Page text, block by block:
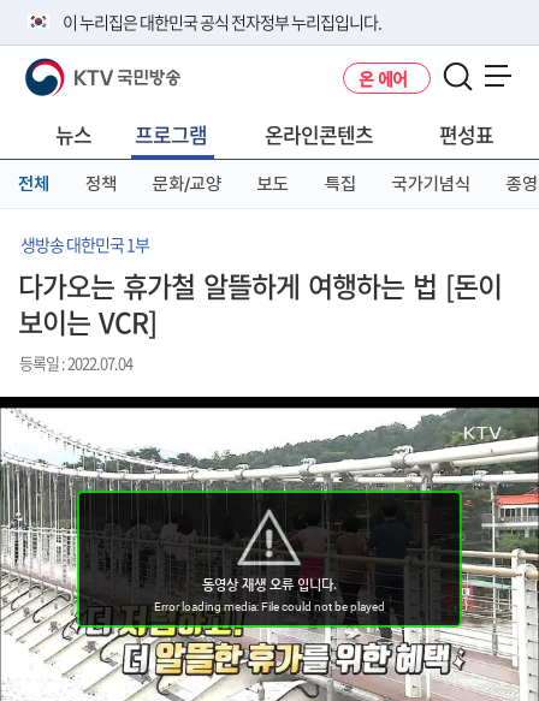
이 누리집은 대한민국 공식 전자정부 누리집입니다.
공식 누리집 주소 확인하기
니다.
이밖에 or.kr 또는 .kr등 다른 도메인 주소를 사용하고 있다면 아래 URL에
서 도메인 주소를 확인해 보세요
KTV 국민방송 온 에어
뉴스 프로그램 온라인콘텐츠 편성표
전체 정책 문화/교양 보도 특집 국가기념식 종영
생방송 대한민국 1부
다가오는 휴가철 알뜰하게 여행하는 법 [돈이
보이는 VCR]
등록일 : 2022.07.04